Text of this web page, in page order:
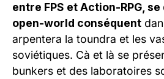
entre FPS et Action-RPG,
open-world conséquent
arpentera la toundra et les
soviétiques. Cà et là se
bunkers et des laboratoires